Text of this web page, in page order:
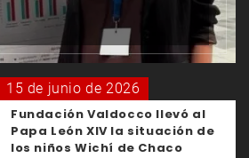
15 de junio de 2026
Fundación Valdocco llevó al
Papa León XIV la situación de
los niños Wichí de Chaco